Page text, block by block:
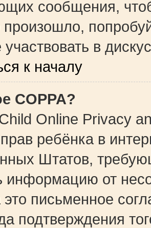
сообщения,
участвовать в
к началу
COPPA?
Online Privacy
ребёнка в
Штатов,
информацию от
это письменное
подтверждения